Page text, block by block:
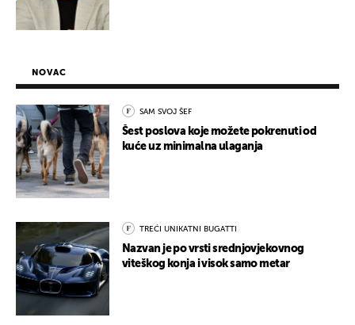
NOVAC
SAM SVOJ ŠEF
Šest poslova koje možete pokrenuti od
kuće uz minimalna ulaganja
TREĆI UNIKATNI BUGATTI
Nazvan je po vrsti srednjovjekovnog
viteškog konja i visok samo metar